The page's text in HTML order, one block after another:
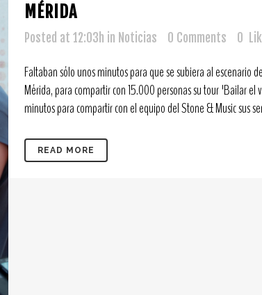
MÉRIDA
Posted at 12:03h in Noticias 0 Comments 0
Faltaban sólo unos minutos para que se subiera al escenario
Mérida, para compartir con 15.000 personas su tour 'Bailar el
minutos para compartir con el equipo del Stone & Music sus
READ MORE